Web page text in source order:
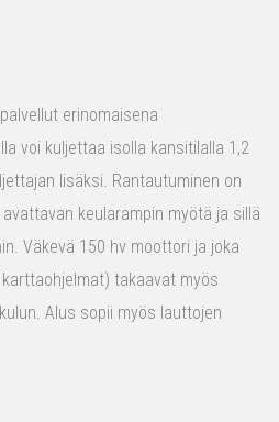
erinomaisena
voi kuljettaa isolla kansitilalla 1,2
lisäksi. Rantautuminen on
keularampin myötä ja sillä
Väkevä 150 hv moottori ja joka
takaavat myös
Alus sopii myös lauttojen